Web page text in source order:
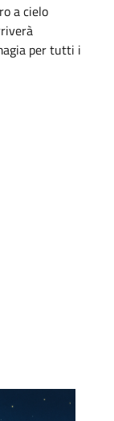
a cielo
per tutti i